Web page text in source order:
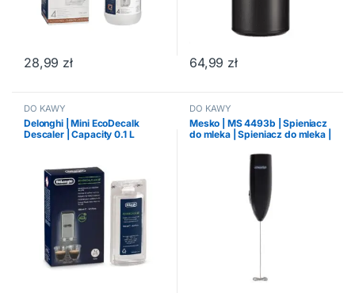
28,99 zł 64,99 zł
DO KAWY
Delonghi | Mini EcoDecalk
Descaler | Capacity 0.1 L
DO KAWY
Mesko | MS 4493b | Spieniacz
do mleka | Spieniacz do mleka |